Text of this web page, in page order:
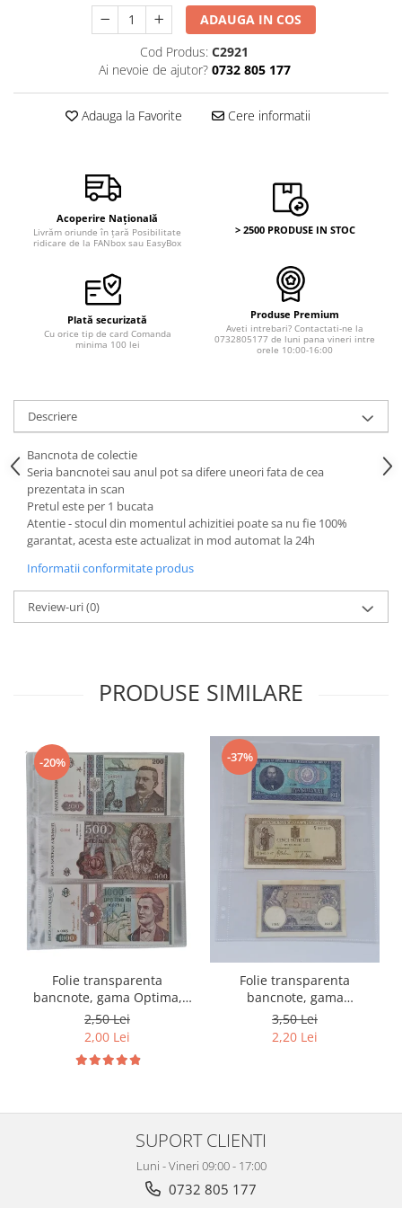
Monede Australia si Oceania
Monede Euro, Eurocenti
Bancnote Asia
Bancnote Australia si Oceania
ADAUGA IN COS
Cod Produs: C2921
Ai nevoie de ajutor? 0732 805 177
Adauga la Favorite Cere informatii
Acoperire Națională
Livrăm oriunde în țară Posibilitate
ridicare de la FANbox sau EasyBox
> 2500 PRODUSE IN STOC
Plată securizată
Cu orice tip de card Comanda
minima 100 lei
Produse Premium
Aveti intrebari? Contactati-ne la
0732805177 de luni pana vineri intre
orele 10:00-16:00
Descriere
Bancnota de colectie
Seria bancnotei sau anul pot sa difere uneori fata de cea
prezentata in scan
Pretul este per 1 bucata
Atentie - stocul din momentul achizitiei poate sa nu fie 100%
garantat, acesta este actualizat in mod automat la 24h
Informatii conformitate produs
Review-uri(0)
PRODUSE SIMILARE
-20%
Folie transparenta
bancnote, gama Optima,
cod SH252, 3
compartimente
2,50 Lei
2,00 Lei
-37%
Folie transparenta
bancnote, gama
Grande(A4), cod SH312, 3
compartimente
3,50 Lei
2,20 Lei
SUPORT CLIENTI
Luni - Vineri 09:00 - 17:00
0732 805 177